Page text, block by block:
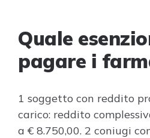
Quale
pagare i
1 soggetto con reddito
carico: reddito
a € 8.750,00. 2 coniugi